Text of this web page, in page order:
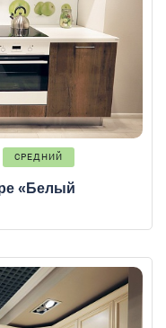
СРЕДНИЙ
«Белый